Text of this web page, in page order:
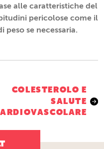
alle caratteristiche del
pericolose come il
se necessaria.
COLESTEROLO E
SALUTE